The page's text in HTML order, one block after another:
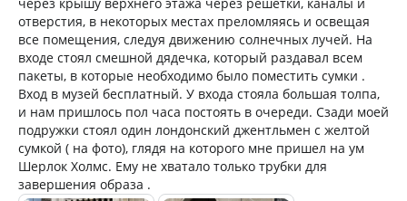
отверстия, в некоторых местах преломляясь и освещая
все помещения, следуя движению солнечных лучей. На
входе стоял смешной дядечка, который раздавал всем
пакеты, в которые необходимо было поместить сумки .
Вход в музей бесплатный. У входа стояла большая толпа,
и нам пришлось пол часа постоять в очереди. Сзади моей
подружки стоял один лондонский джентльмен с желтой
сумкой ( на фото), глядя на которого мне пришел на ум
Шерлок Холмс. Ему не хватало только трубки для
завершения образа .